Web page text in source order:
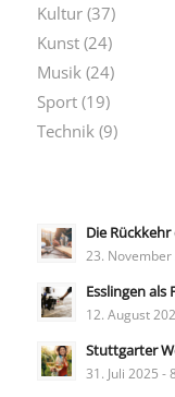
Kultur(37)
Kunst(24)
Musik (24)
Sport(19)
Technik (9)
Die
23. November
Esslingen als
12. August
Stuttgarter
31. Juli 2025 -